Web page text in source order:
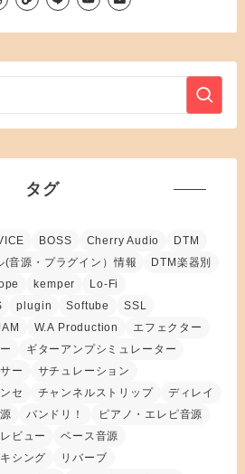
タグ
BOSS Cherry Audio
DTM
(音源・プラグイン）情報
DTM楽器別
kemper
Lo-Fi
plugin Softube
SSL
W.A Production
エフェクター
ギターアンプシミュレーター
ー
サチュレーション
セ チャンネルストリップ
ディレイ
バンドリ！
ピアノ・エレピ音源
ビュー
ベース音源
シング
リバーブ